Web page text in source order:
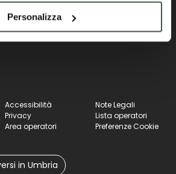
Personalizza
Accessibilità
Note Legali
Privacy
Lista operatori
Area operatori Preferenze Cookie
in Umbria